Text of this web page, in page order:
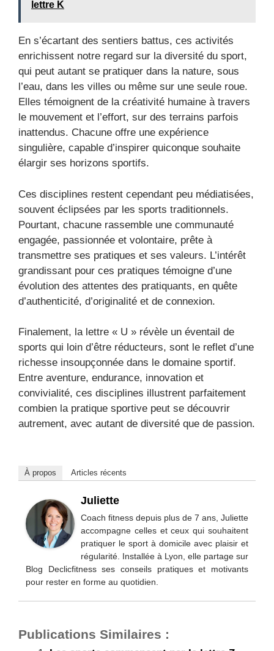
lettre K
En s’écartant des sentiers battus, ces activités
enrichissent notre regard sur la diversité du sport,
qui peut autant se pratiquer dans la nature, sous
l’eau, dans les villes ou même sur une seule roue.
Elles témoignent de la créativité humaine à travers
le mouvement et l’effort, sur des terrains parfois
inattendus. Chacune offre une expérience
singulière, capable d’inspirer quiconque souhaite
élargir ses horizons sportifs.
Ces disciplines restent cependant peu médiatisées,
souvent éclipsées par les sports traditionnels.
Pourtant, chacune rassemble une communauté
engagée, passionnée et volontaire, prête à
transmettre ses pratiques et ses valeurs. L’intérêt
grandissant pour ces pratiques témoigne d’une
évolution des attentes des pratiquants, en quête
d’authenticité, d’originalité et de connexion.
Finalement, la lettre « U » révèle un éventail de
sports qui loin d’être réducteurs, sont le reflet d’une
richesse insoupçonnée dans le domaine sportif.
Entre aventure, endurance, innovation et
convivialité, ces disciplines illustrent parfaitement
combien la pratique sportive peut se découvrir
autrement, avec autant de diversité que de passion.
À propos Articles récents
Juliette
Coach fitness depuis plus de 7 ans, Juliette
accompagne celles et ceux qui souhaitent
pratiquer le sport à domicile avec plaisir et
régularité. Installée à Lyon, elle partage sur
Blog Declicfitness ses conseils pratiques et motivants
pour rester en forme au quotidien.
Publications Similaires :